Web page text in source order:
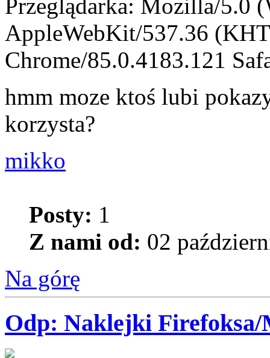
Przeglądarka: Mozilla/5.0
AppleWebKit/537.36
Chrome/85.0.4183.121
hmm moze ktoś lubi
korzysta?
mikko
Posty: 1
Z nami od: 02
Na górę
Odp: Naklejki